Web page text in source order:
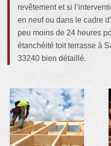
revêtement et si
en neuf ou dans le cadre
peu moins de 24 heures
étanchéité toit terrasse à
33240 bien détaillé.